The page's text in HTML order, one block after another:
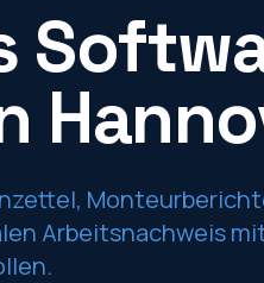
Arbeitsnachweis mit